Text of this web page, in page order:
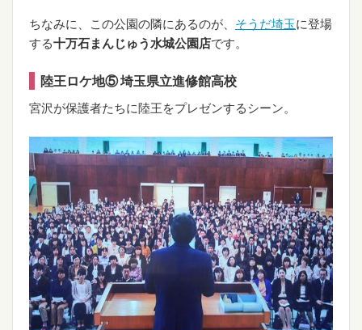
ちなみに、この公園の隣にあるのが、 そうだ埼玉に登場
する十万石まんじゅう水城公園店です。
陸王ロケ地⑤ 埼玉県立進修館高校
宮沢が保護者たちに陸王をプレゼンするシーン。